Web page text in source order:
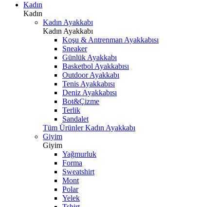
Kadın
Kadın
Kadın Ayakkabı
Kadın Ayakkabı
Koşu & Antrenman Ayakkabısı
Sneaker
Günlük Ayakkabı
Basketbol Ayakkabısı
Outdoor Ayakkabı
Tenis Ayakkabısı
Deniz Ayakkabısı
Bot&Çizme
Terlik
Sandalet
Tüm Ürünler Kadın Ayakkabı
Giyim
Giyim
Yağmurluk
Forma
Sweatshirt
Mont
Polar
Yelek